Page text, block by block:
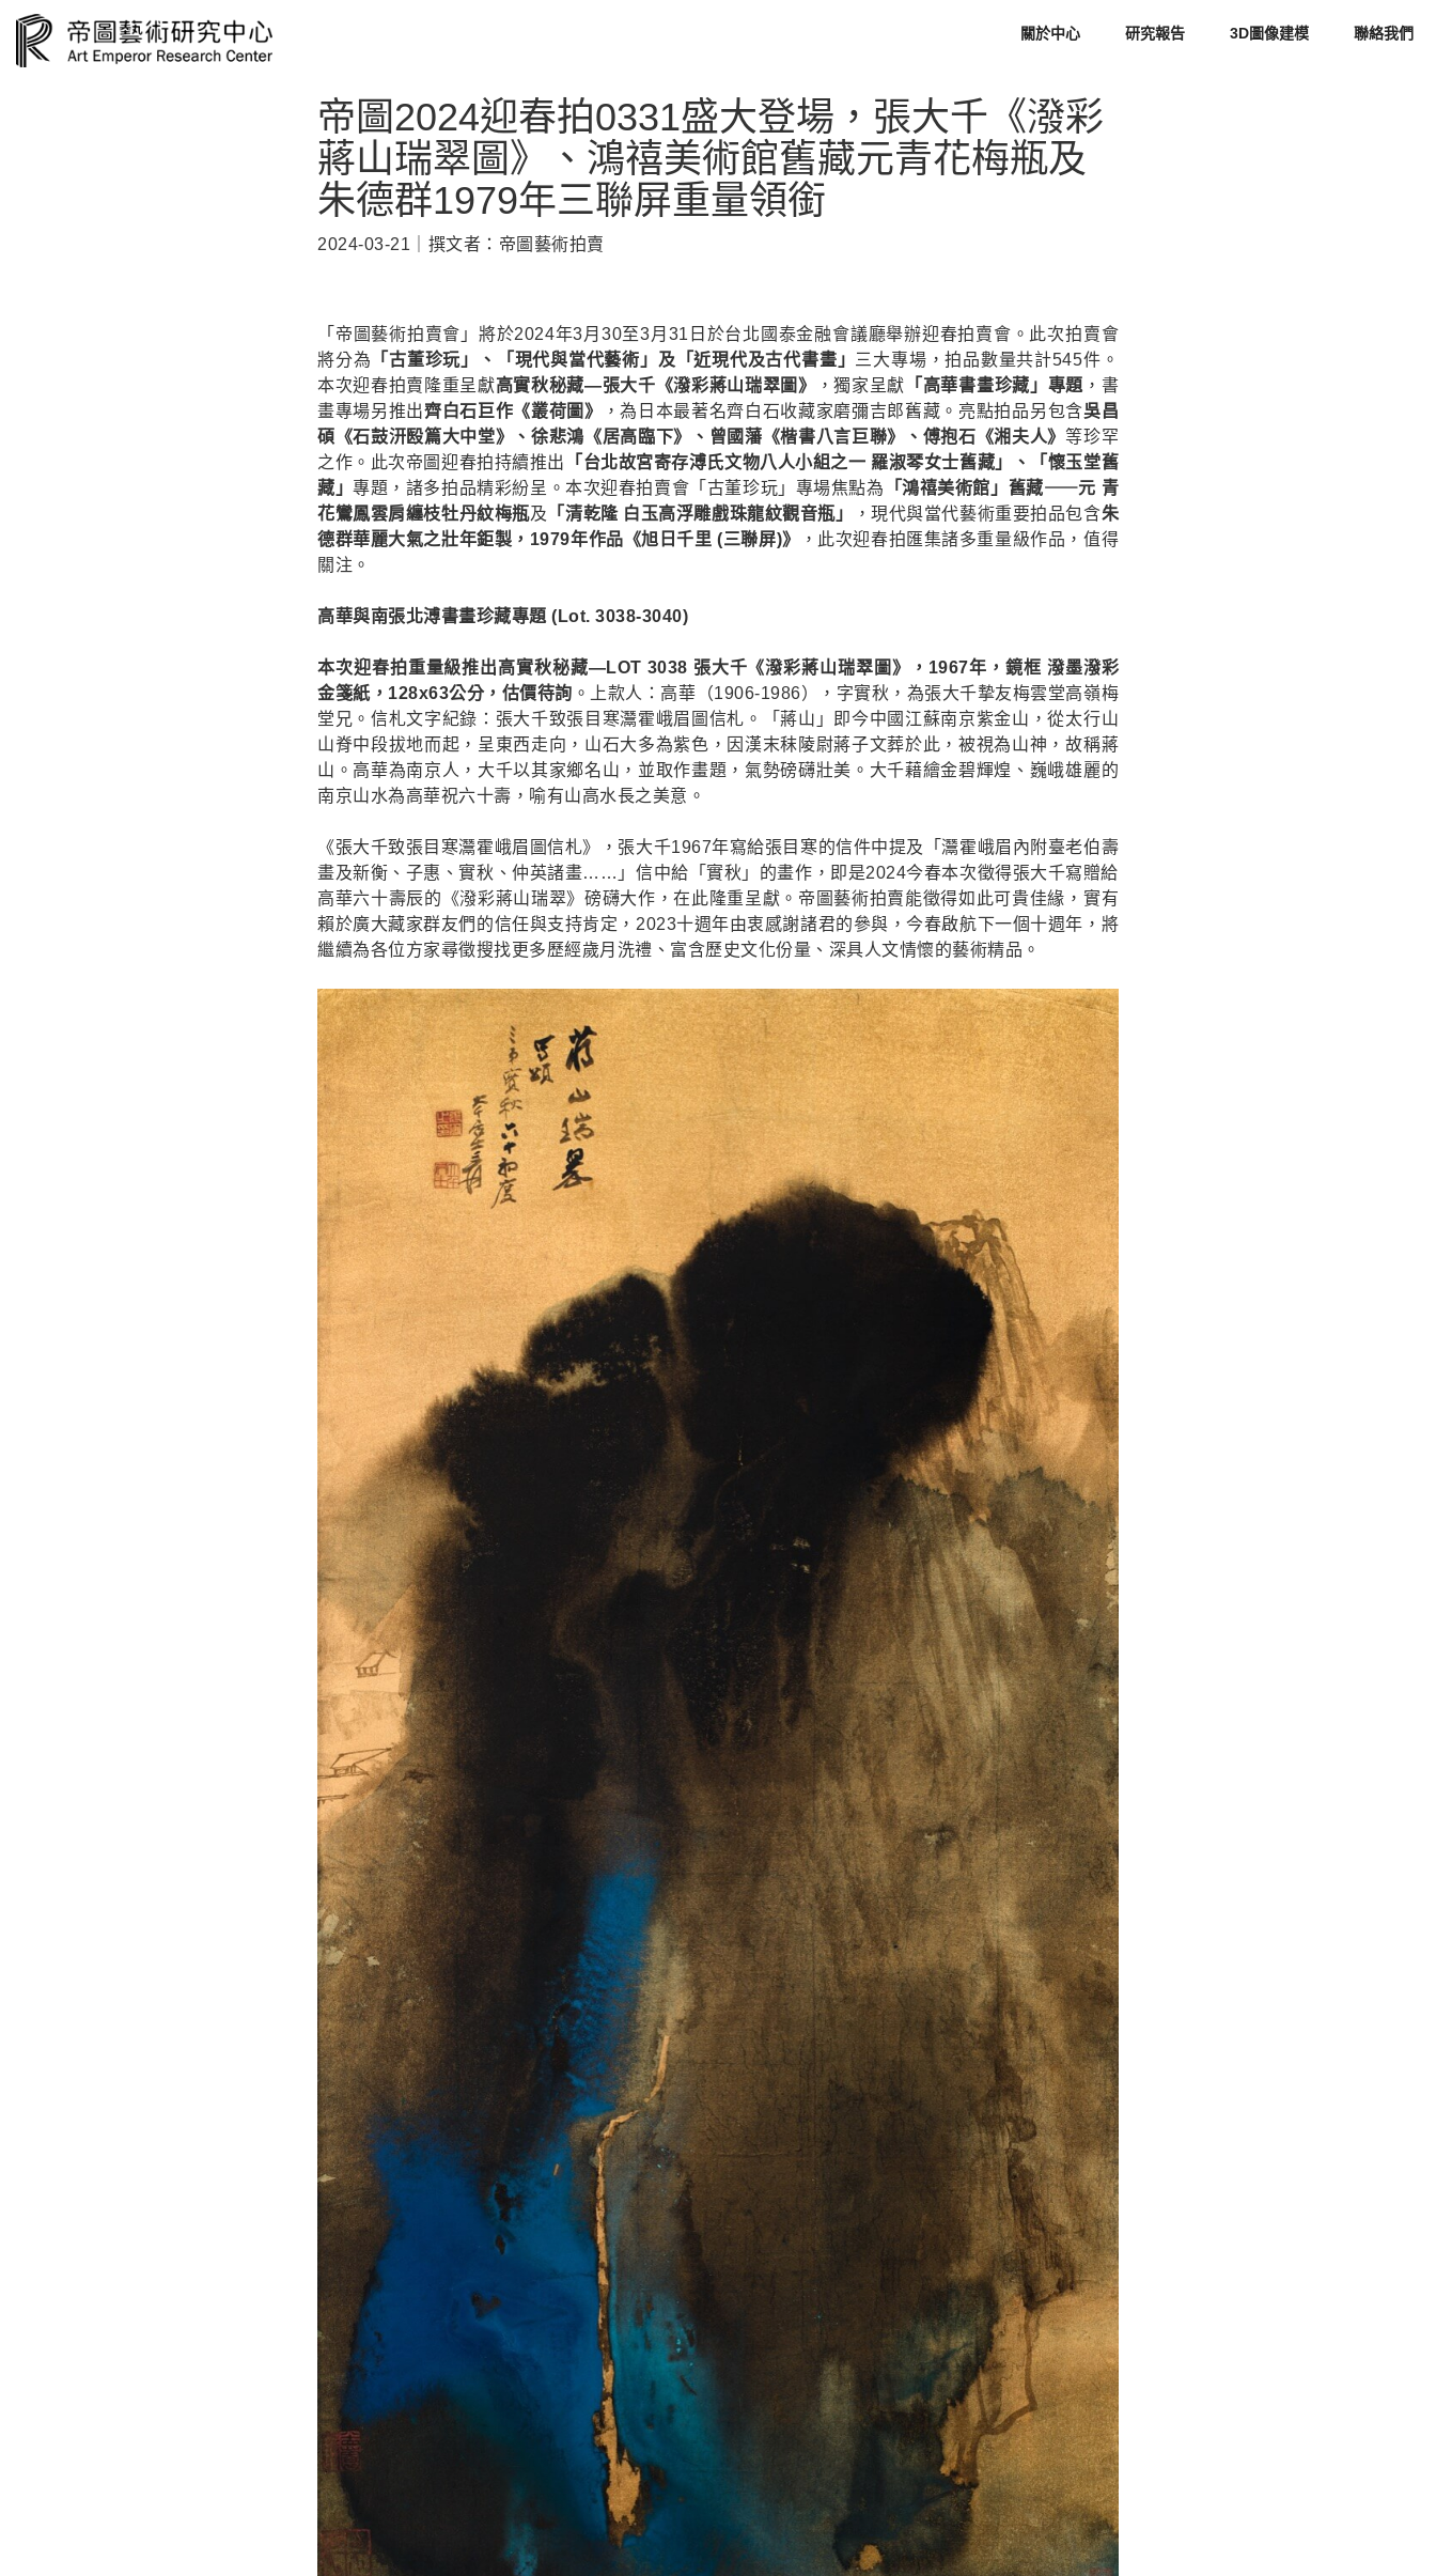
關於中心 研究報告 3D圖像建模 聯絡我們
帝圖2024迎春拍0331盛大登場，張大千《潑彩
蔣山瑞翠圖》、鴻禧美術館舊藏元青花梅瓶及
朱德群1979年三聯屏重量領銜
2024-03-21｜撰文者：帝圖藝術拍賣
「帝圖藝術拍賣會」將於2024年3月30至3月31日於台北國泰金融會議廳舉辦迎春拍賣會。此次拍賣會
將分為 「古董珍玩」、「現代與當代藝術」及「近現代及古代書畫」 三大專場，拍品數量共計545件。
本次迎春拍賣隆重呈獻高實秋秘藏—張大千《潑彩蔣山瑞翠圖》 ，獨家呈獻 「高華書畫珍藏」專題 ，書
畫專場另推出齊白石巨作《叢荷圖》 ，為日本最著名齊白石收藏家磨彌吉郎舊藏。亮點拍品另包含吳昌
碩《石鼓汧殹篇大中堂》、徐悲鴻《居高臨下》、曾國藩《楷書八言巨聯》、傅抱石《湘夫人》等珍罕
之作。此次帝圖迎春拍持續推出
「台北故宮寄存溥氏文物八人小組之一 羅淑琴女士舊藏」、「懷玉堂舊
藏」專題，諸多拍品精彩紛呈。本次迎春拍賣會「古董珍玩」專場焦點為 「鴻禧美術館」舊藏⸺元 青
花鸞鳳雲肩纏枝牡丹紋梅瓶及 「清乾隆 白玉高浮雕戲珠龍紋觀音瓶」 ，現代與當代藝術重要拍品包含朱
德群華麗大氣之壯年鉅製，1979年作品《旭日千里 (三聯屏)》
，此次迎春拍匯集諸多重量級作品，值得
關注。
高華與南張北溥書畫珍藏專題 (Lot. 3038-3040)
本次迎春拍重量級推出高實秋秘藏—LOT 3038 張大千《潑彩蔣山瑞翠圖》，1967年，鏡框 潑墨潑彩
金箋紙，128x63公分，估價待詢 。上款人：高華（1906-1986），字實秋，為張大千摯友梅雲堂高嶺梅
堂兄。信札文字紀錄：張大千致張目寒灊霍峨眉圖信札。「蔣山」即今中國江蘇南京紫金山，從太行山
山脊中段拔地而起，呈東西走向，山石大多為紫色，因漢末秣陵尉蔣子文葬於此，被視為山神，故稱蔣
山。高華為南京人，大千以其家鄉名山，並取作畫題，氣勢磅礴壯美。大千藉繪金碧輝煌、巍峨雄麗的
南京山水為高華祝六十壽，喻有山高水長之美意。
《張大千致張目寒灊霍峨眉圖信札》，張大千1967年寫給張目寒的信件中提及「灊霍峨眉內附臺老伯壽
畫及新衡、子惠、實秋、仲英諸畫……」信中給「實秋」的畫作，即是2024今春本次徵得張大千寫贈給
高華六十壽辰的《潑彩蔣山瑞翠》磅礴大作，在此隆重呈獻。帝圖藝術拍賣能徵得如此可貴佳緣，實有
賴於廣大藏家群友們的信任與支持肯定，2023十週年由衷感謝諸君的參與，今春啟航下一個十週年，將
繼續為各位方家尋徵搜找更多歷經歲月洗禮、富含歷史文化份量、深具人文情懷的藝術精品。